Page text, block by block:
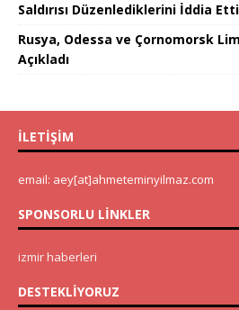
Saldırısı Düzenlediklerini İddia Etti
Rusya, Odessa ve Çornomorsk
Açıkladı
İLETIŞIM
email: aey[at]ahmeteminyilmaz.com
SPONSORLU LINKLER
izmir haberleri
DESTEKLIYORUZ